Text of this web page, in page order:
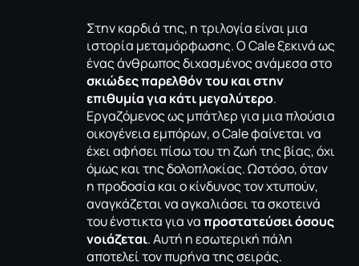
Στην καρδιά της, η τριλογία είναι μια
ιστορία μεταμόρφωσης. Ο Cale ξεκινά ως
ένας άνθρωπος διχασμένος ανάμεσα στο
σκιώδες παρελθόν του και στην
επιθυμία για κάτι μεγαλύτερο.
Εργαζόμενος ως μπάτλερ για μια πλούσια
οικογένεια εμπόρων, ο Cale φαίνεται να
έχει αφήσει πίσω του τη ζωή της βίας, όχι
όμως και της δολοπλοκίας. Ωστόσο, όταν
η προδοσία και ο κίνδυνος τον χτυπούν,
αναγκάζεται να αγκαλιάσει τα σκοτεινά
του ένστικτα για ναπροστατεύσει όσους
νοιάζεται. Αυτή η εσωτερική πάλη
αποτελεί τον πυρήνα της σειράς.